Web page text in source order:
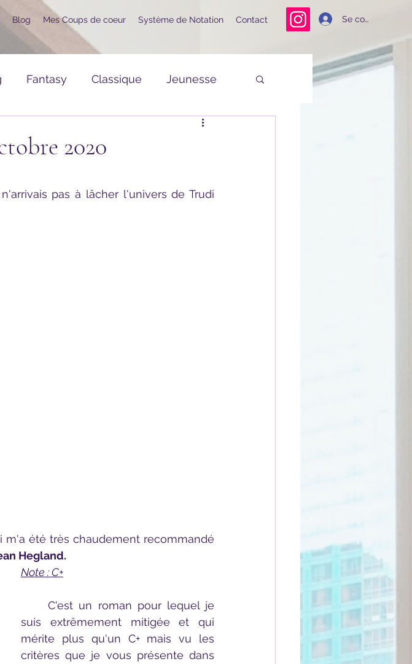
Blog Mes Coups de coeur Système de Notation Contact Se connecter
Fantasy Classique Jeunesse
2020
Hegland.
Note : C+
	C'est un roman pour lequel je
suis extrêmement mitigée et qui
mérite plus qu'un C+ mais vu les
critères que je vous présente dans